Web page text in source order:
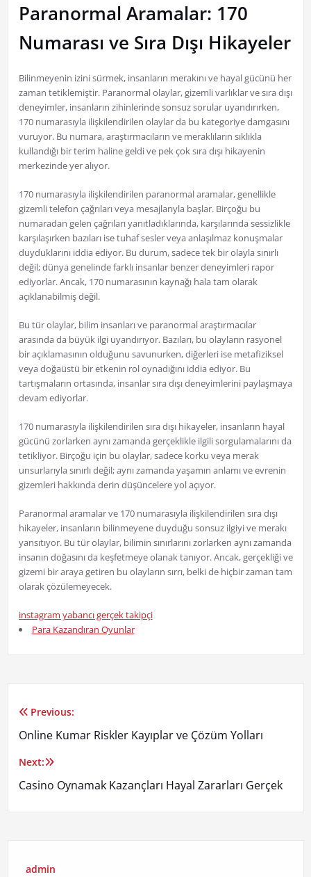
Paranormal Aramalar: 170
Numarası ve Sıra Dışı Hikayeler
Bilinmeyenin izini sürmek, insanların merakını ve hayal gücünü her
zaman tetiklemiştir. Paranormal olaylar, gizemli varlıklar ve sıra dışı
deneyimler, insanların zihinlerinde sonsuz sorular uyandırırken,
170 numarasıyla ilişkilendirilen olaylar da bu kategoriye damgasını
vuruyor. Bu numara, araştırmacıların ve meraklıların sıklıkla
kullandığı bir terim haline geldi ve pek çok sıra dışı hikayenin
merkezinde yer alıyor.
170 numarasıyla ilişkilendirilen paranormal aramalar, genellikle
gizemli telefon çağrıları veya mesajlarıyla başlar. Birçoğu bu
numaradan gelen çağrıları yanıtladıklarında, karşılarında sessizlikle
karşılaşırken bazıları ise tuhaf sesler veya anlaşılmaz konuşmalar
duyduklarını iddia ediyor. Bu durum, sadece tek bir olayla sınırlı
değil; dünya genelinde farklı insanlar benzer deneyimleri rapor
ediyorlar. Ancak, 170 numarasının kaynağı hala tam olarak
açıklanabilmiş değil.
Bu tür olaylar, bilim insanları ve paranormal araştırmacılar
arasında da büyük ilgi uyandırıyor. Bazıları, bu olayların rasyonel
bir açıklamasının olduğunu savunurken, diğerleri ise metafiziksel
veya doğaüstü bir etkenin rol oynadığını iddia ediyor. Bu
tartışmaların ortasında, insanlar sıra dışı deneyimlerini paylaşmaya
devam ediyorlar.
170 numarasıyla ilişkilendirilen sıra dışı hikayeler, insanların hayal
gücünü zorlarken aynı zamanda gerçeklikle ilgili sorgulamalarını da
tetikliyor. Birçoğu için bu olaylar, sadece korku veya merak
unsurlarıyla sınırlı değil; aynı zamanda yaşamın anlamı ve evrenin
gizemleri hakkında derin düşüncelere yol açıyor.
Paranormal aramalar ve 170 numarasıyla ilişkilendirilen sıra dışı
hikayeler, insanların bilinmeyene duyduğu sonsuz ilgiyi ve merakı
yansıtıyor. Bu tür olaylar, bilimin sınırlarını zorlarken aynı zamanda
insanın doğasını da keşfetmeye olanak tanıyor. Ancak, gerçekliği ve
gizemi bir araya getiren bu olayların sırrı, belki de hiçbir zaman tam
olarak çözülemeyecek.
instagram yabancı gerçek takipçi
Para Kazandıran Oyunlar
Yazı
gezinmesi
Previous:
Online Kumar Riskler Kayıplar ve Çözüm Yolları
Next:
Casino Oynamak Kazançları Hayal Zararları Gerçek
admin